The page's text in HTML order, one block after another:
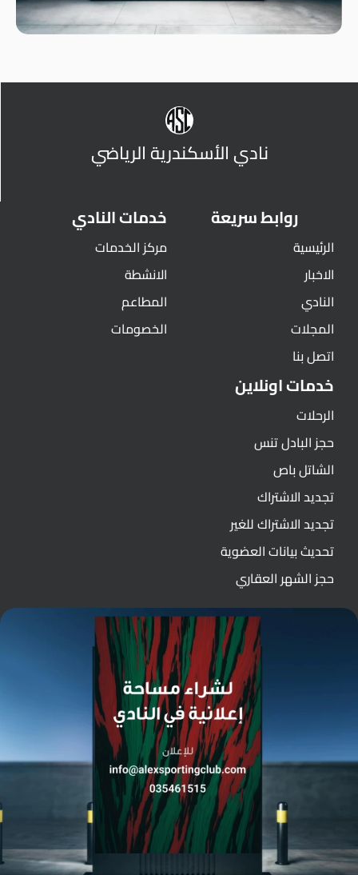
نادي الأسكندرية الرياضي
روابط سريعة
الرئيسية
الاخبار
النادي
المجلات
اتصل بنا
خدمات النادي
مركز الخدمات
الانشطة
المطاعم
الخصومات
خدمات اونلاين
الرحلات
حجز البادل تنس
الشاتل باص
تجديد الاشتراك
تجديد الاشتراك للغير
تحديث بيانات العضوية
حجز الشهر العقاري